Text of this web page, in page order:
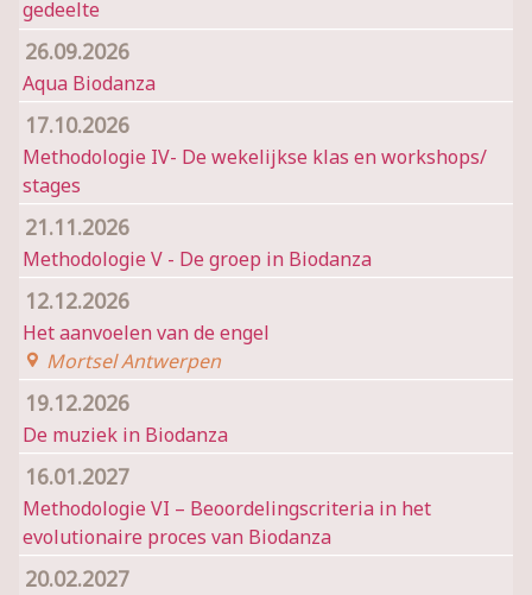
gedeelte
26.09.2026
Aqua Biodanza
17.10.2026
Methodologie IV- De wekelijkse klas en workshops/
stages
21.11.2026
Methodologie V - De groep in Biodanza
12.12.2026
Het aanvoelen van de engel
Mortsel Antwerpen
19.12.2026
De muziek in Biodanza
16.01.2027
Methodologie VI – Beoordelingscriteria in het
evolutionaire proces van Biodanza
20.02.2027